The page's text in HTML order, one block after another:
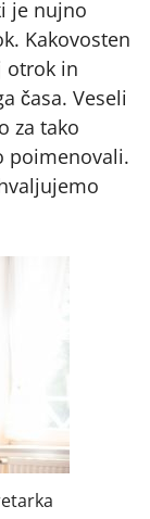
je nujno
Kakovosten
otrok in
časa. Veseli
za tako
poimenovali.